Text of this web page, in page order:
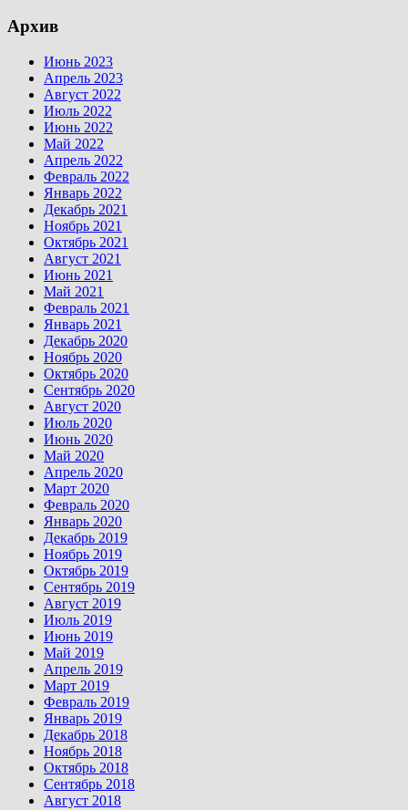
Архив
Июнь 2023
Апрель 2023
Август 2022
Июль 2022
Июнь 2022
Май 2022
Апрель 2022
Февраль 2022
Январь 2022
Декабрь 2021
Ноябрь 2021
Октябрь 2021
Август 2021
Июнь 2021
Май 2021
Февраль 2021
Январь 2021
Декабрь 2020
Ноябрь 2020
Октябрь 2020
Сентябрь 2020
Август 2020
Июль 2020
Июнь 2020
Май 2020
Апрель 2020
Март 2020
Февраль 2020
Январь 2020
Декабрь 2019
Ноябрь 2019
Октябрь 2019
Сентябрь 2019
Август 2019
Июль 2019
Июнь 2019
Май 2019
Апрель 2019
Март 2019
Февраль 2019
Январь 2019
Декабрь 2018
Ноябрь 2018
Октябрь 2018
Сентябрь 2018
Август 2018